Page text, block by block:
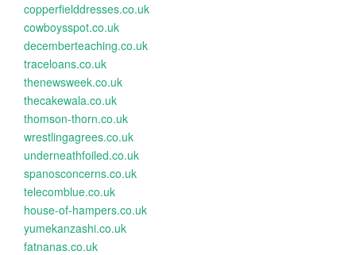
copperfielddresses.co.uk
cowboysspot.co.uk
decemberteaching.co.uk
traceloans.co.uk
thenewsweek.co.uk
thecakewala.co.uk
thomson-thorn.co.uk
wrestlingagrees.co.uk
underneathfoiled.co.uk
spanosconcerns.co.uk
telecomblue.co.uk
house-of-hampers.co.uk
yumekanzashi.co.uk
fatnanas.co.uk